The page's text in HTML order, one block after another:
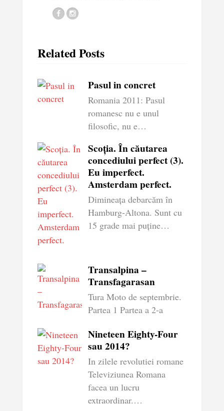
Related Posts
Pasul in concret
Romania 2011: Pasul
romanesc nu e unul
filosofic, nu e…
Scoția. În căutarea
concediului perfect (3).
Eu imperfect.
Amsterdam perfect.
Dimineața debarcăm în
Hamburg-Altona. Sunt cu
15 grade mai puține…
Transalpina –
Transfagarasan
Tura Moto de septembrie.
Partea 1 Partea a 2-a
Nineteen Eighty-Four
sau 2014?
In zilele revolutiei romane
Televiziunea Romana
facea un lucru
extraordinar.…